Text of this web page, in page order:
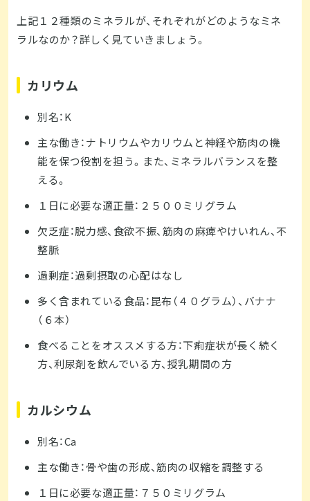
上記１２種類のミネラルが、それぞれがどのようなミネ
ラルなのか？詳しく見ていきましょう。
カリウム
別名：K
主な働き：ナトリウムやカリウムと神経や筋肉の機
能を保つ役割を担う。また、ミネラルバランスを整
える。
１日に必要な適正量：２５００ミリグラム
欠乏症：脱力感、食欲不振、筋肉の麻痺やけいれん、不
整脈
過剰症：過剰摂取の心配はなし
多く含まれている食品：昆布（４０グラム）、バナナ
（６本）
食べることをオススメする方：下痢症状が長く続く
方、利尿剤を飲んでいる方、授乳期間の方
カルシウム
別名：Ca
主な働き：骨や歯の形成、筋肉の収縮を調整する
１日に必要な適正量：７５０ミリグラム